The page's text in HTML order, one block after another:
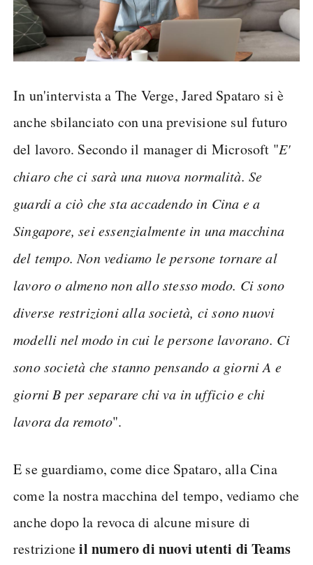
In un'intervista a The Verge, Jared Spataro si è
anche sbilanciato con una previsione sul futuro
del lavoro. Secondo il manager di Microsoft "E'
chiaro che ci sarà una nuova normalità. Se
guardi a ciò che sta accadendo in Cina e a
Singapore, sei essenzialmente in una macchina
del tempo. Non vediamo le persone tornare al
lavoro o almeno non allo stesso modo. Ci sono
diverse restrizioni alla società, ci sono nuovi
modelli nel modo in cui le persone lavorano. Ci
sono società che stanno pensando a giorni A e
giorni B per separare chi va in ufficio e chi
lavora da remoto".
E se guardiamo, come dice Spataro, alla Cina
come la nostra macchina del tempo, vediamo che
anche dopo la revoca di alcune misure di
restrizioneil numero di nuovi utenti di Teams